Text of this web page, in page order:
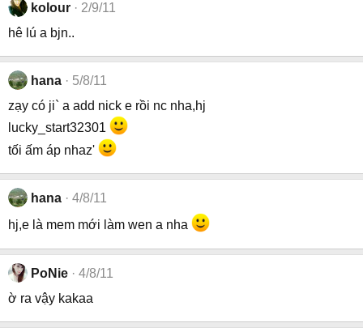
kolour
2/9/11
hê lú a bjn..
hana
5/8/11
zạy có ji` a add nick e rồi nc nha,hj
lucky_start32301
tối ấm áp nhaz'
hana
4/8/11
hj,e là mem mới làm wen a nha
PoNie
4/8/11
ờ ra vậy kakaa